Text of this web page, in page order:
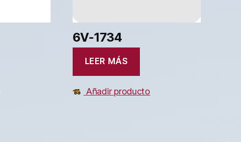
6V-1734
LEER MÁS
Añadir producto